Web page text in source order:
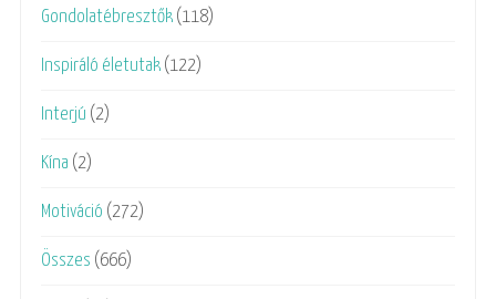
Gondolatébresztők (118)
Inspiráló életutak (122)
Interjú (2)
Kína (2)
Motiváció (272)
Összes (666)